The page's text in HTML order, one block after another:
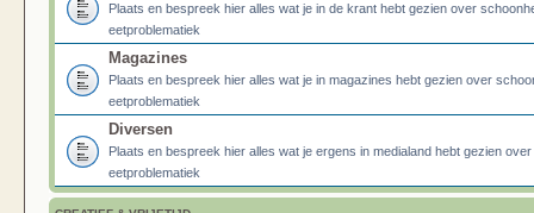
Plaats en bespreek hier alles wat je in de krant hebt gezien over
eetproblematiek
Magazines
Plaats en bespreek hier alles wat je in magazines hebt gezien over
eetproblematiek
Diversen
Plaats en bespreek hier alles wat je ergens in medialand hebt gezien
eetproblematiek